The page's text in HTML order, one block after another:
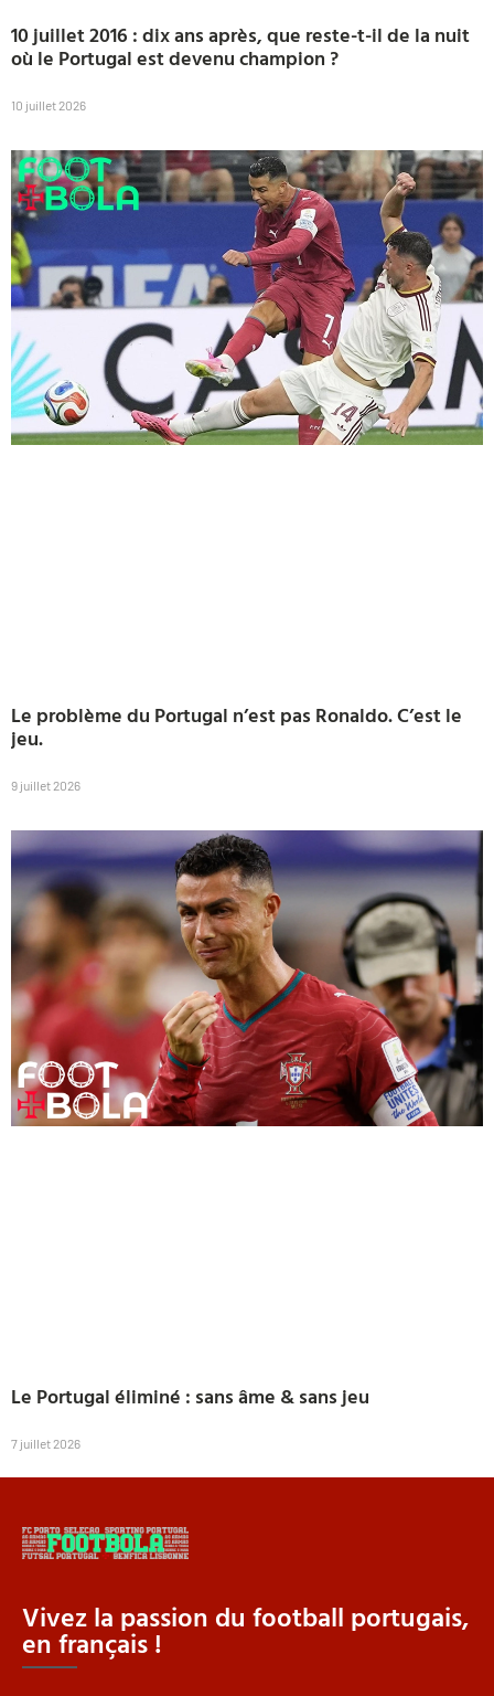
10 juillet 2016 : dix ans après, que reste-t-il de la nuit
où le Portugal est devenu champion ?
10 juillet 2026
Le problème du Portugal n’est pas Ronaldo. C’est le
jeu.
9 juillet 2026
Le Portugal éliminé : sans âme & sans jeu
7 juillet 2026
Vivez la passion du football portugais,
en français !